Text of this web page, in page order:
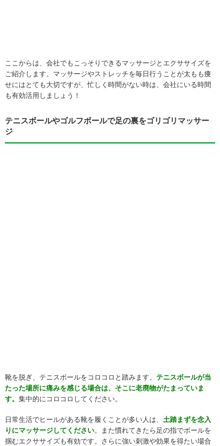
ここからは、会社でもこっそりできるマッサージとエクササイズを
ご紹介します。マッサージやストレッチを毎日行うことが太もも痩
せにはとても大切ですが、忙しく時間がない時は、会社にいる時間
も有効活用しましょう！
テニスボールやゴルフボールで足の裏をゴリゴリマッサー
ジ
靴を脱ぎ、テニスボールをコロコロと踏みます。 テニスボールが当
たった場所に痛みを感じる場合は、そこに老廃物がたまっていま
す。 集中的にコロコロしてください。
日常生活でヒールがある靴を履くことが多い人は、 土踏まずを念入
りにマッサージしてください。また慣れてきたら足の指でボールを
掴むエクササイズも有効です。さらに強い刺激や効果を得たい場合